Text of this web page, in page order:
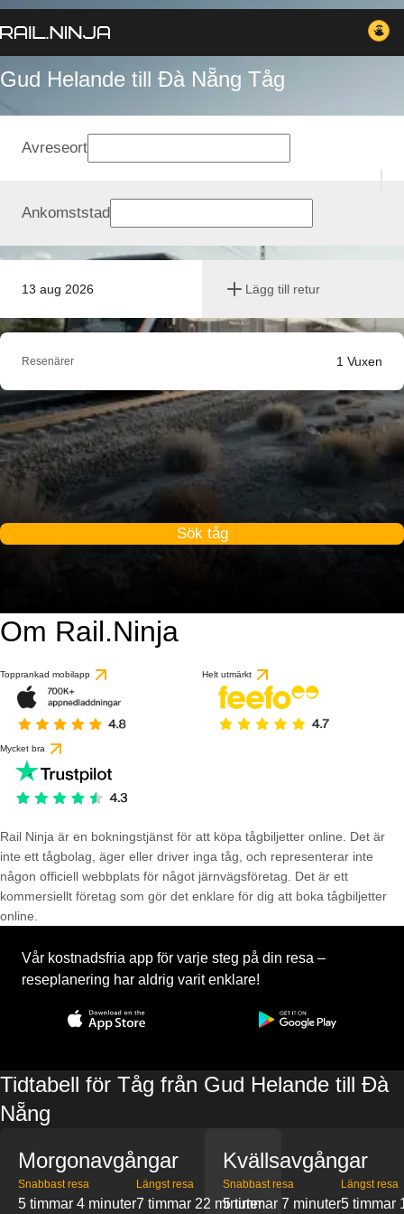
Gud Helande till Đà Nẵng Tåg
13 aug 2026 Lägg till retur
Avreseort
Ankomststad
Resenärer 1 Vuxen
Sök tåg
Om Rail.Ninja
Topprankad mobilapp Helt utmärkt
Mycket bra
Rail Ninja är en bokningstjänst för att köpa tågbiljetter online. Det är
inte ett tågbolag, äger eller driver inga tåg, och representerar inte
någon officiell webbplats för något järnvägsföretag. Det är ett
kommersiellt företag som gör det enklare för dig att boka tågbiljetter
online.
Vår kostnadsfria app för varje steg på din resa –
reseplanering har aldrig varit enklare!
Tidtabell för Tåg från Gud Helande till Đà
Nẵng
Morgonavgångar
Snabbast resa
5 timmar 4 minuter
Längst resa
7 timmar 22 minuter
Kvällsavgångar
Snabbast resa
5 timmar 7 minuter
Längst resa
5 timmar